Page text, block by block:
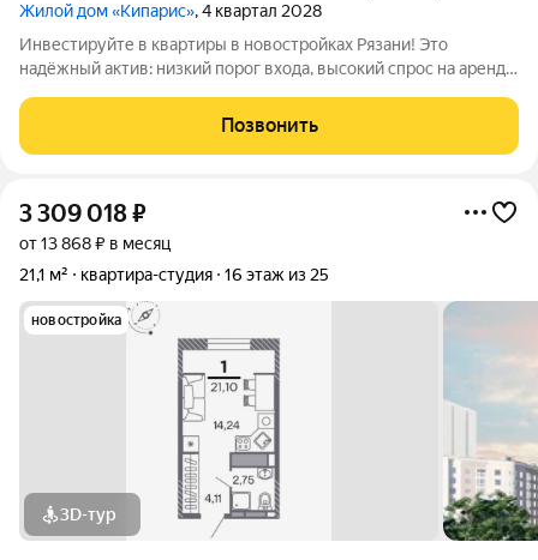
Жилой дом «Кипарис», 4 квартал 2028
Инвестируйте в квартиры в новостройках Рязани! Это
надёжный актив: низкий порог входа, высокий спрос на аренду
чтобы жизнь была удобной,
Позвонить
3 309 018₽
от 13 868 ₽ в месяц
21,1 м²
квартира-студия 16 этаж из 25
новостройка
3D-тур